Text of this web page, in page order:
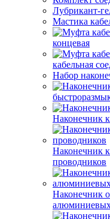
Лубрикант-
Мастика
концевая
кабельная
Набор
Наконечник
Наконечник
проводников
Наконечник